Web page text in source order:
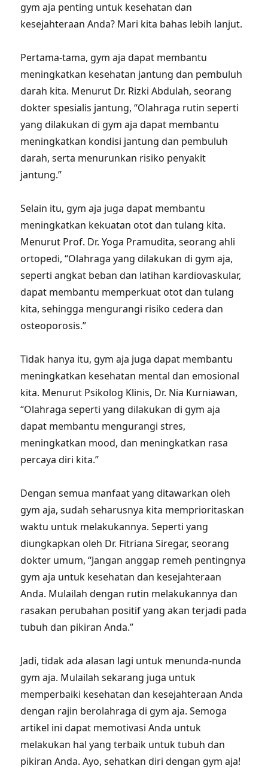
gym aja penting untuk kesehatan dan
kesejahteraan Anda? Mari kita bahas lebih lanjut.
Pertama-tama, gym aja dapat membantu
meningkatkan kesehatan jantung dan pembuluh
darah kita. Menurut Dr. Rizki Abdulah, seorang
dokter spesialis jantung, “Olahraga rutin seperti
yang dilakukan di gym aja dapat membantu
meningkatkan kondisi jantung dan pembuluh
darah, serta menurunkan risiko penyakit
jantung.”
Selain itu, gym aja juga dapat membantu
meningkatkan kekuatan otot dan tulang kita.
Menurut Prof. Dr. Yoga Pramudita, seorang ahli
ortopedi, “Olahraga yang dilakukan di gym aja,
seperti angkat beban dan latihan kardiovaskular,
dapat membantu memperkuat otot dan tulang
kita, sehingga mengurangi risiko cedera dan
osteoporosis.”
Tidak hanya itu, gym aja juga dapat membantu
meningkatkan kesehatan mental dan emosional
kita. Menurut Psikolog Klinis, Dr. Nia Kurniawan,
“Olahraga seperti yang dilakukan di gym aja
dapat membantu mengurangi stres,
meningkatkan mood, dan meningkatkan rasa
percaya diri kita.”
Dengan semua manfaat yang ditawarkan oleh
gym aja, sudah seharusnya kita memprioritaskan
waktu untuk melakukannya. Seperti yang
diungkapkan oleh Dr. Fitriana Siregar, seorang
dokter umum, “Jangan anggap remeh pentingnya
gym aja untuk kesehatan dan kesejahteraan
Anda. Mulailah dengan rutin melakukannya dan
rasakan perubahan positif yang akan terjadi pada
tubuh dan pikiran Anda.”
Jadi, tidak ada alasan lagi untuk menunda-nunda
gym aja. Mulailah sekarang juga untuk
memperbaiki kesehatan dan kesejahteraan Anda
dengan rajin berolahraga di gym aja. Semoga
artikel ini dapat memotivasi Anda untuk
melakukan hal yang terbaik untuk tubuh dan
pikiran Anda. Ayo, sehatkan diri dengan gym aja!